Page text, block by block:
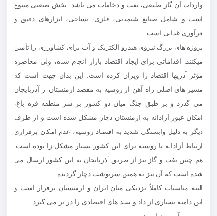
واردات آن گاز طبیعی، نفت و دخانیات می باشد. بخش صنعتی متنوع
است و شامل صنایع شیمیایی، فلزی، نساجی، ابزارهای دقیق و
فرآوری غذایی است.
پروژه های بزرگ نیروی هیدرو الکتریک و آب برای کشاورزی را تأمین
میکنند. اقداماتی برای ایجاد اقتصاد بازار انجام شده، ولی محاصره
مؤثر آذریها اقتصاد را ویران کرده است. این بدان جهت است که
مسیر های اصلی راه آهن از روسیه به مقصد ارمنستان از آذربایجان
می گذرد و بر طبق جنگ میان دو کشور بر سر منطقه قره باغ،
امکان عبور آزادانه به ارمنستان دچار مشکل شده است و از طرف
دیگر به دلیل وابستگی شدید به اقتصاد روسیه، عدم امکان برقراری
ارتباط آزادانه با روسیه برای این کشور بسیار مشکل زا بوده است.
هم چنین نفت و گاز نیز از طریق آذربایجان به این کشور ارسال می
شده است که آن نیز به همین سرنوشت دچار گردیده.
البته مناسبات کاملاً نزدیکی میان ایران و ارمنستان برقرار است و
این دامنه بسیاری از داد و ستد های اقتصادی را در بر می گیرد.